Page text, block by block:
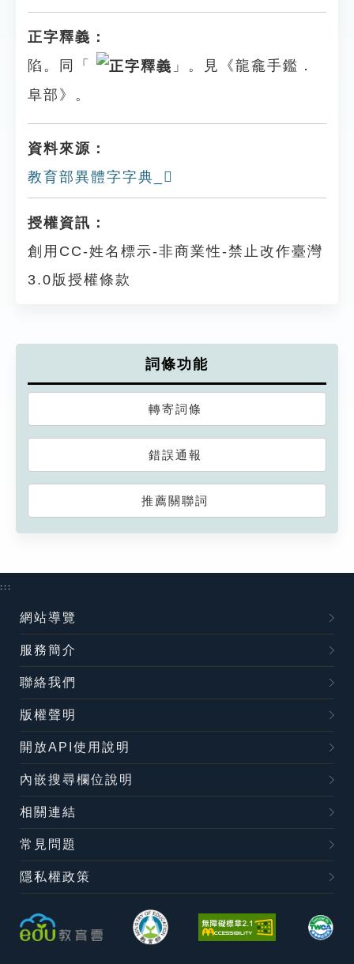
正字釋義：
陷。同「
」。見《龍龕手鑑．
阜部》。
資料來源：
教育部異體字字典_𨻴
授權資訊：
創用CC-姓名標示-非商業性-禁止改作臺灣
3.0版授權條款
詞條功能
轉寄詞條
錯誤通報
推薦關聯詞
:::
網站導覽
服務簡介
聯絡我們
版權聲明
開放API使用說明
內嵌搜尋欄位說明
相關連結
常見問題
隱私權政策